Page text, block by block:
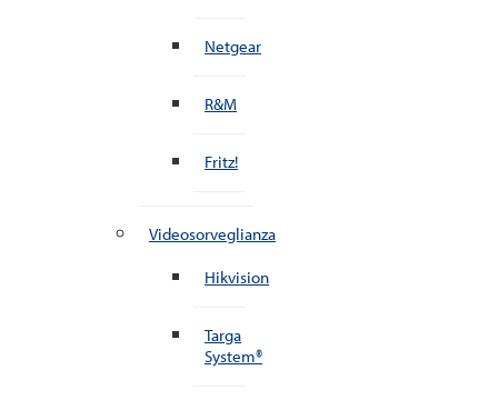
Netgear
R&M
Fritz!
Videosorveglianza
Hikvision
Targa
System®